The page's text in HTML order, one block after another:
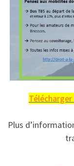
Plus